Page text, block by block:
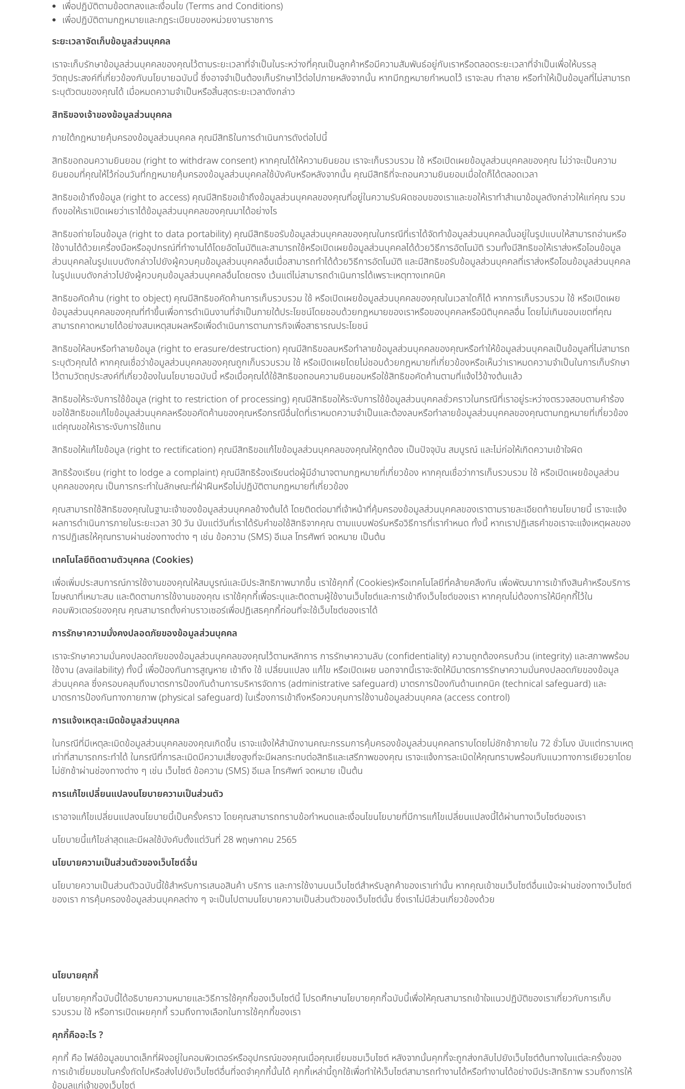
เพื่อปฏิบัติตามข้อตกลงและเงื่อนไข (Terms and Conditions)
เพื่อปฏิบัติตามกฎหมายและกฎระเบียบของหน่วยงานราชการ
ระยะเวลาจัดเก็บข้อมูลส่วนบุคคล
เราจะเก็บรักษาข้อมูลส่วนบุคคลของคุณไว้ตามระยะเวลาที่จำเป็นในระหว่างที่คุณเป็นลูกค้าหรือมีความสัมพันธ์อยู่กับเราหรือตลอดระยะเวลาที่จำเป็นเพื่อให้บรรลุ
วัตถุประสงค์ที่เกี่ยวข้องกับนโยบายฉบับนี้ ซึ่งอาจจำเป็นต้องเก็บรักษาไว้ต่อไปภายหลังจากนั้น หากมีกฎหมายกำหนดไว้ เราจะลบ ทำลาย หรือทำให้เป็นข้อมูลที่ไม่สามารถ
ระบุตัวตนของคุณได้ เมื่อหมดความจำเป็นหรือสิ้นสุดระยะเวลาดังกล่าว
สิทธิของเจ้าของข้อมูลส่วนบุคคล
ภายใต้กฎหมายคุ้มครองข้อมูลส่วนบุคคล คุณมีสิทธิในการดำเนินการดังต่อไปนี้
สิทธิขอถอนความยินยอม (right to withdraw consent) หากคุณได้ให้ความยินยอม เราจะเก็บรวบรวม ใช้ หรือเปิดเผยข้อมูลส่วนบุคคลของคุณ ไม่ว่าจะเป็นความ
ยินยอมที่คุณให้ไว้ก่อนวันที่กฎหมายคุ้มครองข้อมูลส่วนบุคคลใช้บังคับหรือหลังจากนั้น คุณมีสิทธิที่จะถอนความยินยอมเมื่อใดก็ได้ตลอดเวลา
สิทธิขอเข้าถึงข้อมูล (right to access) คุณมีสิทธิขอเข้าถึงข้อมูลส่วนบุคคลของคุณที่อยู่ในความรับผิดชอบของเราและขอให้เราทำสำเนาข้อมูลดังกล่าวให้แก่คุณ รวม
ถึงขอให้เราเปิดเผยว่าเราได้ข้อมูลส่วนบุคคลของคุณมาได้อย่างไร
สิทธิขอถ่ายโอนข้อมูล (right to data portability) คุณมีสิทธิขอรับข้อมูลส่วนบุคคลของคุณในกรณีที่เราได้จัดทำข้อมูลส่วนบุคคลนั้นอยู่ในรูปแบบให้สามารถอ่านหรือ
ใช้งานได้ด้วยเครื่องมือหรืออุปกรณ์ที่ทำงานได้โดยอัตโนมัติและสามารถใช้หรือเปิดเผยข้อมูลส่วนบุคคลได้ด้วยวิธีการอัตโนมัติ รวมทั้งมีสิทธิขอให้เราส่งหรือโอนข้อมูล
ส่วนบุคคลในรูปแบบดังกล่าวไปยังผู้ควบคุมข้อมูลส่วนบุคคลอื่นเมื่อสามารถทำได้ด้วยวิธีการอัตโนมัติ และมีสิทธิขอรับข้อมูลส่วนบุคคลที่เราส่งหรือโอนข้อมูลส่วนบุคคล
ในรูปแบบดังกล่าวไปยังผู้ควบคุมข้อมูลส่วนบุคคลอื่นโดยตรง เว้นแต่ไม่สามารถดำเนินการได้เพราะเหตุทางเทคนิค
สิทธิขอคัดค้าน (right to object) คุณมีสิทธิขอคัดค้านการเก็บรวบรวม ใช้ หรือเปิดเผยข้อมูลส่วนบุคคลของคุณในเวลาใดก็ได้ หากการเก็บรวบรวม ใช้ หรือเปิดเผย
ข้อมูลส่วนบุคคลของคุณที่ทำขึ้นเพื่อการดำเนินงานที่จำเป็นภายใต้ประโยชน์โดยชอบด้วยกฎหมายของเราหรือของบุคคลหรือนิติบุคคลอื่น โดยไม่เกินขอบเขตที่คุณ
สามารถคาดหมายได้อย่างสมเหตุสมผลหรือเพื่อดำเนินการตามภารกิจเพื่อสาธารณประโยชน์
สิทธิขอให้ลบหรือทำลายข้อมูล (right to erasure/destruction) คุณมีสิทธิขอลบหรือทำลายข้อมูลส่วนบุคคลของคุณหรือทำให้ข้อมูลส่วนบุคคลเป็นข้อมูลที่ไม่สามารถ
ระบุตัวคุณได้ หากคุณเชื่อว่าข้อมูลส่วนบุคคลของคุณถูกเก็บรวบรวม ใช้ หรือเปิดเผยโดยไม่ชอบด้วยกฎหมายที่เกี่ยวข้องหรือเห็นว่าเราหมดความจำเป็นในการเก็บรักษา
ไว้ตามวัตถุประสงค์ที่เกี่ยวข้องในนโยบายฉบับนี้ หรือเมื่อคุณได้ใช้สิทธิขอถอนความยินยอมหรือใช้สิทธิขอคัดค้านตามที่แจ้งไว้ข้างต้นแล้ว
สิทธิขอให้ระงับการใช้ข้อมูล (right to restriction of processing) คุณมีสิทธิขอให้ระงับการใช้ข้อมูลส่วนบุคคลชั่วคราวในกรณีที่เราอยู่ระหว่างตรวจสอบตามคำร้อง
ขอใช้สิทธิขอแก้ไขข้อมูลส่วนบุคคลหรือขอคัดค้านของคุณหรือกรณีอื่นใดที่เราหมดความจำเป็นและต้องลบหรือทำลายข้อมูลส่วนบุคคลของคุณตามกฎหมายที่เกี่ยวข้อง
แต่คุณขอให้เราระงับการใช้แทน
สิทธิขอให้แก้ไขข้อมูล (right to rectification) คุณมีสิทธิขอแก้ไขข้อมูลส่วนบุคคลของคุณให้ถูกต้อง เป็นปัจจุบัน สมบูรณ์ และไม่ก่อให้เกิดความเข้าใจผิด
สิทธิร้องเรียน (right to lodge a complaint) คุณมีสิทธิร้องเรียนต่อผู้มีอำนาจตามกฎหมายที่เกี่ยวข้อง หากคุณเชื่อว่าการเก็บรวบรวม ใช้ หรือเปิดเผยข้อมูลส่วน
บุคคลของคุณ เป็นการกระทำในลักษณะที่ฝ่าฝืนหรือไม่ปฏิบัติตามกฎหมายที่เกี่ยวข้อง
คุณสามารถใช้สิทธิของคุณในฐานะเจ้าของข้อมูลส่วนบุคคลข้างต้นได้ โดยติดต่อมาที่เจ้าหน้าที่คุ้มครองข้อมูลส่วนบุคคลของเราตามรายละเอียดท้ายนโยบายนี้ เราจะแจ้ง
ผลการดำเนินการภายในระยะเวลา 30 วัน นับแต่วันที่เราได้รับคำขอใช้สิทธิจากคุณ ตามแบบฟอร์มหรือวิธีการที่เรากำหนด ทั้งนี้ หากเราปฏิเสธคำขอเราจะแจ้งเหตุผลของ
การปฏิเสธให้คุณทราบผ่านช่องทางต่าง ๆ เช่น ข้อความ (SMS) อีเมล โทรศัพท์ จดหมาย เป็นต้น
เทคโนโลยีติดตามตัวบุคคล (Cookies)
เพื่อเพิ่มประสบการณ์การใช้งานของคุณให้สมบูรณ์และมีประสิทธิภาพมากขึ้น เราใช้คุกกี้ (Cookies)หรือเทคโนโลยีที่คล้ายคลึงกัน เพื่อพัฒนาการเข้าถึงสินค้าหรือบริการ
โฆษณาที่เหมาะสม และติดตามการใช้งานของคุณ เราใช้คุกกี้เพื่อระบุและติดตามผู้ใช้งานเว็บไซต์และการเข้าถึงเว็บไซต์ของเรา หากคุณไม่ต้องการให้มีคุกกี้ไว้ใน
คอมพิวเตอร์ของคุณ คุณสามารถตั้งค่าบราวเซอร์เพื่อปฏิเสธคุกกี้ก่อนที่จะใช้เว็บไซต์ของเราได้
การรักษาความมั่งคงปลอดภัยของข้อมูลส่วนบุคคล
เราจะรักษาความมั่นคงปลอดภัยของข้อมูลส่วนบุคคลของคุณไว้ตามหลักการ การรักษาความลับ (confidentiality) ความถูกต้องครบถ้วน (integrity) และสภาพพร้อม
ใช้งาน (availability) ทั้งนี้ เพื่อป้องกันการสูญหาย เข้าถึง ใช้ เปลี่ยนแปลง แก้ไข หรือเปิดเผย นอกจากนี้เราจะจัดให้มีมาตรการรักษาความมั่นคงปลอดภัยของข้อมูล
ส่วนบุคคล ซึ่งครอบคลุมถึงมาตรการป้องกันด้านการบริหารจัดการ (administrative safeguard) มาตรการป้องกันด้านเทคนิค (technical safeguard) และ
มาตรการป้องกันทางกายภาพ (physical safeguard) ในเรื่องการเข้าถึงหรือควบคุมการใช้งานข้อมูลส่วนบุคคล (access control)
การแจ้งเหตุละเมิดข้อมูลส่วนบุคคล
ในกรณีที่มีเหตุละเมิดข้อมูลส่วนบุคคลของคุณเกิดขึ้น เราจะแจ้งให้สำนักงานคณะกรรมการคุ้มครองข้อมูลส่วนบุคคลทราบโดยไม่ชักช้าภายใน 72 ชั่วโมง นับแต่ทราบเหตุ
เท่าที่สามารถกระทำได้ ในกรณีที่การละเมิดมีความเสี่ยงสูงที่จะมีผลกระทบต่อสิทธิและเสรีภาพของคุณ เราจะแจ้งการละเมิดให้คุณทราบพร้อมกับแนวทางการเยียวยาโดย
ไม่ชักช้าผ่านช่องทางต่าง ๆ เช่น เว็บไซต์ ข้อความ (SMS) อีเมล โทรศัพท์ จดหมาย เป็นต้น
การแก้ไขเปลี่ยนแปลงนโยบายความเป็นส่วนตัว
เราอาจแก้ไขเปลี่ยนแปลงนโยบายนี้เป็นครั้งคราว โดยคุณสามารถทราบข้อกำหนดและเงื่อนไขนโยบายที่มีการแก้ไขเปลี่ยนแปลงนี้ได้ผ่านทางเว็บไซต์ของเรา
นโยบายนี้แก้ไขล่าสุดและมีผลใช้บังคับตั้งแต่วันที่ 28 พฤษภาคม 2565
นโยบายความเป็นส่วนตัวของเว็บไซต์อื่น
นโยบายความเป็นส่วนตัวฉบับนี้ใช้สำหรับการเสนอสินค้า บริการ และการใช้งานบนเว็บไซต์สำหรับลูกค้าของเราเท่านั้น หากคุณเข้าชมเว็บไซต์อื่นแม้จะผ่านช่องทางเว็บไซต์
ของเรา การคุ้มครองข้อมูลส่วนบุคคลต่าง ๆ จะเป็นไปตามนโยบายความเป็นส่วนตัวของเว็บไซต์นั้น ซึ่งเราไม่มีส่วนเกี่ยวข้องด้วย
นโยบายคุกกี้
นโยบายคุกกี้ฉบับนี้ได้อธิบายความหมายและวิธีการใช้คุกกี้ของเว็บไซต์นี้ โปรดศึกษานโยบายคุกกี้ฉบับนี้เพื่อให้คุณสามารถเข้าใจแนวปฏิบัติของเราเกี่ยวกับการเก็บ
รวบรวม ใช้ หรือการเปิดเผยคุกกี้ รวมถึงทางเลือกในการใช้คุกกี้ของเรา
คุกกี้คืออะไร ?
คุกกี้ คือ ไฟล์ข้อมูลขนาดเล็กที่ฝังอยู่ในคอมพิวเตอร์หรืออุปกรณ์ของคุณเมื่อคุณเยี่ยมชมเว็บไซต์ หลังจากนั้นคุกกี้จะถูกส่งกลับไปยังเว็บไซต์ต้นทางในแต่ละครั้งของ
การเข้าเยี่ยมชมในครั้งถัดไปหรือส่งไปยังเว็บไซต์อื่นที่จดจำคุกกี้นั้นได้ คุกกี้เหล่านี้ถูกใช้เพื่อทำให้เว็บไซต์สามารถทำงานได้หรือทำงานได้อย่างมีประสิทธิภาพ รวมถึงการให้
ข้อมูลแก่เจ้าของเว็บไซต์